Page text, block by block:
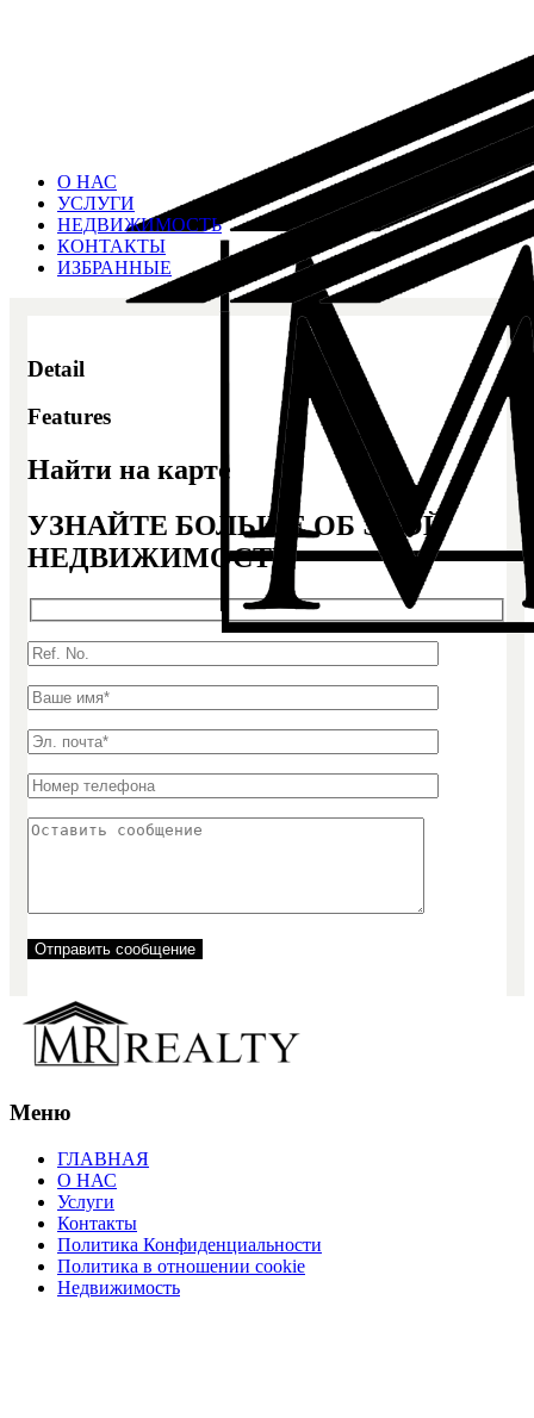
О НАС
УСЛУГИ
НЕДВИЖИМОСТЬ
КОНТАКТЫ
ИЗБРАННЫЕ
Detail
Features
Найти на карте
УЗНАЙТЕ БОЛЬШЕ ОБ ЭТОЙ
НЕДВИЖИМОСТИ
Меню
ГЛАВНАЯ
О НАС
Услуги
Контакты
Политика Конфиденциальности
Политика в отношении cookie
Недвижимость